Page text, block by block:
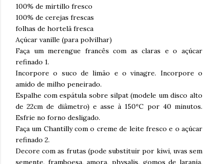
100% de mirtillo fresco
100% de cerejas frescas
folhas de hortelã fresca
Açúcar vanille (para polvilhar)
Faça um merengue francês com as claras e o açúcar
refinado 1.
Incorpore o suco de limão e o vinagre. Incorpore o
amido de milho peneirado.
Espalhe com espátula sobre silpat (modele um disco alto
de 22cm de diâmetro) e asse à 150ºC por 40 minutos.
Esfrie no forno desligado.
Faça um Chantilly com o creme de leite fresco e o açúcar
refinado 2.
Decore com as frutas (pode substituir por kiwi, uvas sem
semente, framboesa, amora, physalis, gomos de laranja,